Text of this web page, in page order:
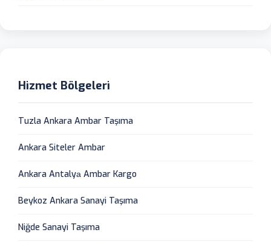
Hizmet Bölgeleri
Tuzla Ankara Ambar Taşıma
Ankara Siteler Ambar
Ankara Antalyа Ambar Kargo
Beykoz Ankara Sanayi Taşıma
Niğde Sanayi Taşıma